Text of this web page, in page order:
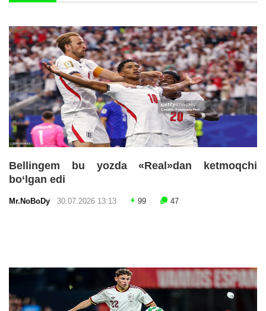
Bellingem bu yozda «Real»dan ketmoqchi
bo‘lgan edi
Mr.NoBoDy 30.07.2026 13:13 99 47